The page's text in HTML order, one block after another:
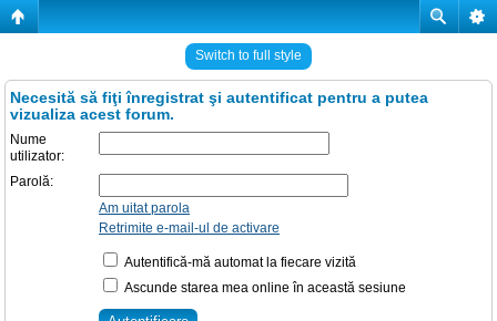
Switch to full style
Necesită să fiţi înregistrat şi autentificat pentru a putea
vizualiza acest forum.
Nume
utilizator:
Parolă:
Am uitat parola
Retrimite e-mail-ul de activare
Autentifică-mă automat la fiecare vizită
Ascunde starea mea online în această sesiune